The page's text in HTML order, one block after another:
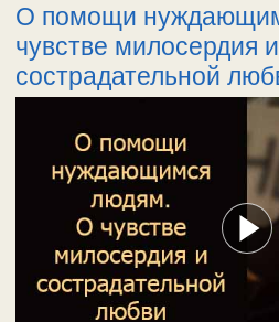
О помощи
чувстве милосердия и
сострадательной